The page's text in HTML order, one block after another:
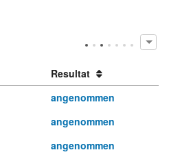
Resultat
angenommen
angenommen
angenommen